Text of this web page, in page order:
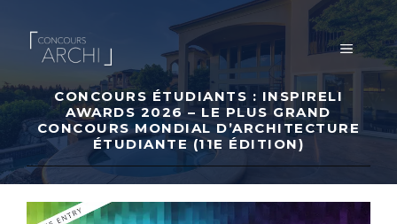
contenu
MENU
CONCOURS ÉTUDIANTS : INSPIRELI
AWARDS 2026 – LE PLUS GRAND
CONCOURS MONDIAL D’ARCHITECTURE
ÉTUDIANTE (11E ÉDITION)